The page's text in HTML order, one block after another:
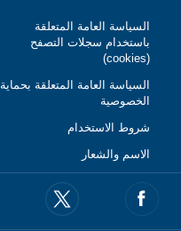
السياسة العامة المتعلقة
باستخدام سجلات التصفح
(cookies)
السياسة العامة المتعلقة بحماية
الخصوصية
شروط الاستخدام
الاسم والشعار